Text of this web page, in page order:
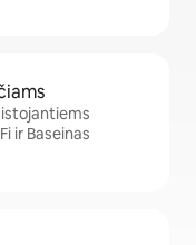
ir Baseinas